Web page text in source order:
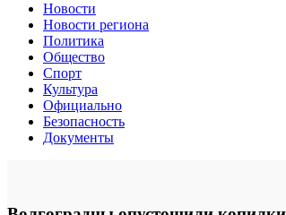
Новости
Новости региона
Политика
Общество
Спорт
Культура
Официально
Безопасность
Документы